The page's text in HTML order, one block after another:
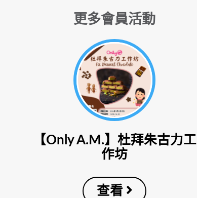
更多會員活動
【Only A.M.】杜拜朱古力工
作坊
查看